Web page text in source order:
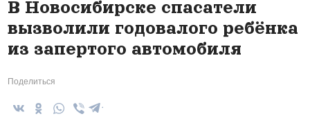
В Новосибирске спасатели
вызволили годовалого ребёнка
из запертого автомобиля
Поделиться